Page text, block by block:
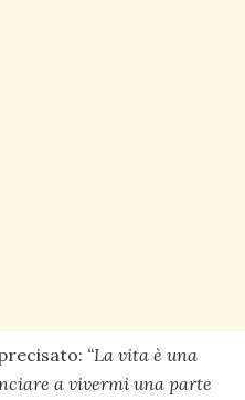
“La vita è una
a vivermi una parte